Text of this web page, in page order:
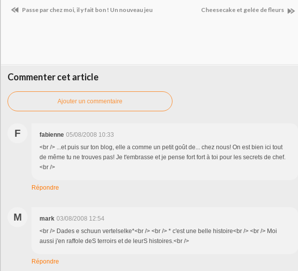
Passe par chez moi, il y fait bon ! Un nouveau jeu Cheesecake et gelée de fleurs
Commenter cet article
Ajouter un commentaire
F fabienne 05/08/2008 10:33
<br /> ...et puis sur ton blog, elle a comme un petit goût de... chez nous! On est bien ici tout
de même tu ne trouves pas! Je t'embrasse et je pense fort fort à toi pour les secrets de chef.
<br />
Répondre
M mark 03/08/2008 12:54
<br /> Dades e schuun vertelselke*<br /> <br /> * c'est une belle histoire<br /> <br /> Moi
aussi j'en raffole deS terroirs et de leurS histoires.<br />
Répondre